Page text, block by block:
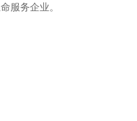
服务企业。